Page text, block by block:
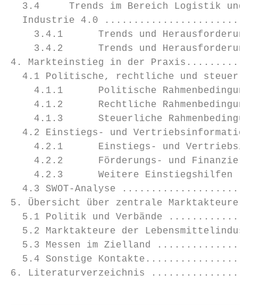
3.4     Trends im Bereich Logistik und
Industrie 4.0
3.4.1      Trends und
3.4.2      Trends und
4. Markteinstieg in der
4.1 Politische, rechtliche und
4.1.1      Politische
4.1.2      Rechtliche
4.1.3      Steuerliche
4.2 Einstiegs- und
4.2.1      Einstiegs- und
4.2.2      Förderungs- und
4.2.3      Weitere Einstiegshilfen
4.3 SWOT-Analyse
5. Übersicht über zentrale
5.1 Politik und Verbände
5.2 Marktakteure der
5.3 Messen im Zielland
5.4 Sonstige
6. Literaturverzeichnis